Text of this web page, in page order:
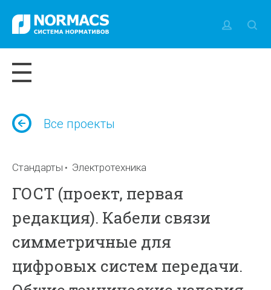
Все проекты
Стандарты Электротехника
ГОСТ (проект, первая
редакция). Кабели связи
симметричные для
цифровых систем передачи.